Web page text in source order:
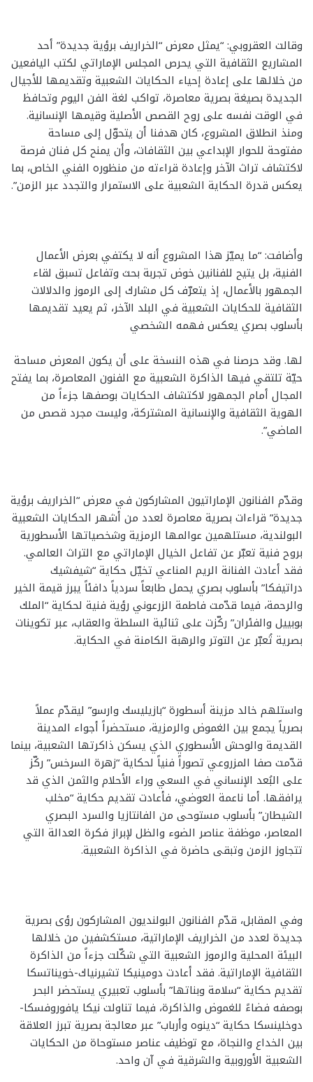
وقالت العقروبي: “يمثل معرض “الخراريف برؤية جديدة” أحد
المشاريع الثقافية التي يحرص المجلس الإماراتي لكتب اليافعين
من خلالها على إعادة إحياء الحكايات الشعبية وتقديمها للأجيال
الجديدة بصيغة بصرية معاصرة، تواكب لغة الفن اليوم وتحافظ
في الوقت نفسه على روح القصص الأصلية وقيمها الإنسانية.
ومنذ انطلاق المشروع، كان هدفنا أن يتحوّل إلى مساحة
مفتوحة للحوار الإبداعي بين الثقافات، وأن يمنح كل فنان فرصة
لاكتشاف تراث الآخر وإعادة قراءته من منظوره الفني الخاص، بما
يعكس قدرة الحكاية الشعبية على الاستمرار والتجدد عبر الزمن”.
وأضافت: “ما يميّز هذا المشروع أنه لا يكتفي بعرض الأعمال
الفنية، بل يتيح للفنانين خوض تجربة بحث وتفاعل تسبق لقاء
الجمهور بالأعمال، إذ يتعرّف كل مشارك إلى الرموز والدلالات
الثقافية للحكايات الشعبية في البلد الآخر، ثم يعيد تقديمها
بأسلوب بصري يعكس فهمه الشخصي
لها. وقد حرصنا في هذه النسخة على أن يكون المعرض مساحة
حيّة تلتقي فيها الذاكرة الشعبية مع الفنون المعاصرة، بما يفتح
المجال أمام الجمهور لاكتشاف الحكايات بوصفها جزءاً من
الهوية الثقافية والإنسانية المشتركة، وليست مجرد قصص من
الماضي”.
وقدّم الفنانون الإماراتيون المشاركون في معرض “الخراريف برؤية
جديدة” قراءات بصرية معاصرة لعدد من أشهر الحكايات الشعبية
البولندية، مستلهمين عوالمها الرمزية وشخصياتها الأسطورية
بروح فنية تعبّر عن تفاعل الخيال الإماراتي مع التراث العالمي.
فقد أعادت الفنانة الريم المناعي تخيّل حكاية “شيفشيك
دراتيفكا” بأسلوب بصري يحمل طابعاً سردياً دافئاً يبرز قيمة الخير
والرحمة، فيما قدّمت فاطمة الزرعوني رؤية فنية لحكاية “الملك
بوبييل والفئران” ركّزت على ثنائية السلطة والعقاب، عبر تكوينات
بصرية تُعبّر عن التوتر والرهبة الكامنة في الحكاية.
واستلهم خالد مزينة أسطورة “بازيليسك وارسو” ليقدّم عملاً
بصرياً يجمع بين الغموض والرمزية، مستحضراً أجواء المدينة
القديمة والوحش الأسطوري الذي يسكن ذاكرتها الشعبية، بينما
قدّمت صفا المزروعي تصوراً فنياً لحكاية “زهرة السرخس” ركّز
على البُعد الإنساني في السعي وراء الأحلام والثمن الذي قد
يرافقها. أما ناعمة العوضي، فأعادت تقديم حكاية “مخلب
الشيطان” بأسلوب مستوحى من الفانتازيا والسرد البصري
المعاصر، موظفة عناصر الضوء والظل لإبراز فكرة العدالة التي
تتجاوز الزمن وتبقى حاضرة في الذاكرة الشعبية.
وفي المقابل، قدّم الفنانون البولنديون المشاركون رؤى بصرية
جديدة لعدد من الخراريف الإماراتية، مستكشفين من خلالها
البيئة المحلية والرموز الشعبية التي شكّلت جزءاً من الذاكرة
الثقافية الإماراتية. فقد أعادت دومينيكا تشيرنياك-خويناتسكا
تقديم حكاية “سلامة وبناتها” بأسلوب تعبيري يستحضر البحر
بوصفه فضاءً للغموض والذاكرة، فيما تناولت نيكا يافوروفسكا-
دوخلينسكا حكاية “دينوه وأرباب” عبر معالجة بصرية تبرز العلاقة
بين الخداع والنجاة، مع توظيف عناصر مستوحاة من الحكايات
الشعبية الأوروبية والشرقية في آن واحد.